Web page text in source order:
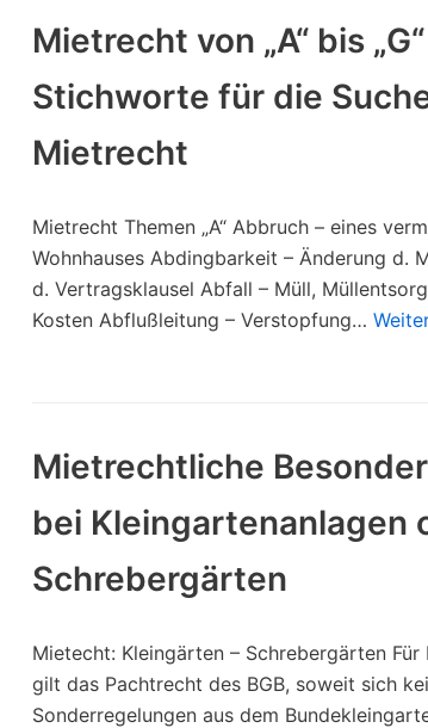
Mietrecht von „A“ bis „G“ |
Stichworte für die
Mietrecht
Mietrecht Themen „A“ Abbruch – eines
Wohnhauses Abdingbarkeit – Änderung d.
d. Vertragsklausel Abfall – Müll,
Kosten Abflußleitung – Verstopfung…
Mietrechtliche
bei Kleingartenanlagen
Schrebergärten
Mietecht: Kleingärten – Schrebergärten Für
gilt das Pachtrecht des BGB, soweit sich
Sonderregelungen aus dem